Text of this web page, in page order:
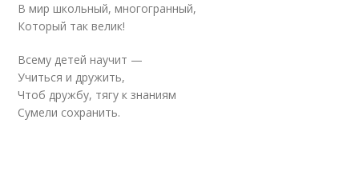
В мир школьный, многогранный,
Который так велик!
Всему детей научит —
Учиться и дружить,
Чтоб дружбу, тягу к знаниям
Сумели сохранить.